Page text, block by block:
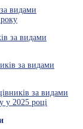
видами
за видами
за видами
за видами
у 2025 році